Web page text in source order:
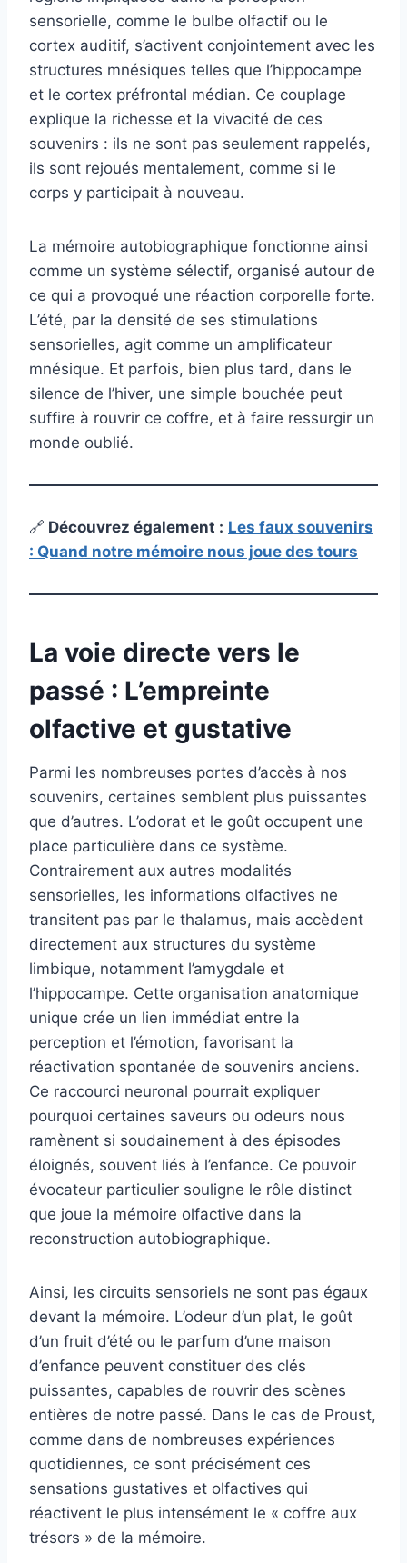
sensorielle, comme le bulbe olfactif ou le
cortex auditif, s’activent conjointement avec les
structures mnésiques telles que l’hippocampe
et le cortex préfrontal médian. Ce couplage
explique la richesse et la vivacité de ces
souvenirs : ils ne sont pas seulement rappelés,
ils sont rejoués mentalement, comme si le
corps y participait à nouveau.
La mémoire autobiographique fonctionne ainsi
comme un système sélectif, organisé autour de
ce qui a provoqué une réaction corporelle forte.
L’été, par la densité de ses stimulations
sensorielles, agit comme un amplificateur
mnésique. Et parfois, bien plus tard, dans le
silence de l’hiver, une simple bouchée peut
suffire à rouvrir ce coffre, et à faire ressurgir un
monde oublié.
🔗 Découvrez également : Les faux souvenirs
: Quand notre mémoire nous joue des tours
La voie directe vers le
passé : L’empreinte
olfactive et gustative
Parmi les nombreuses portes d’accès à nos
souvenirs, certaines semblent plus puissantes
que d’autres. L’odorat et le goût occupent une
place particulière dans ce système.
Contrairement aux autres modalités
sensorielles, les informations olfactives ne
transitent pas par le thalamus, mais accèdent
directement aux structures du système
limbique, notamment l’amygdale et
l’hippocampe. Cette organisation anatomique
unique crée un lien immédiat entre la
perception et l’émotion, favorisant la
réactivation spontanée de souvenirs anciens.
Ce raccourci neuronal pourrait expliquer
pourquoi certaines saveurs ou odeurs nous
ramènent si soudainement à des épisodes
éloignés, souvent liés à l’enfance. Ce pouvoir
évocateur particulier souligne le rôle distinct
que joue la mémoire olfactive dans la
reconstruction autobiographique.
Ainsi, les circuits sensoriels ne sont pas égaux
devant la mémoire. L’odeur d’un plat, le goût
d’un fruit d’été ou le parfum d’une maison
d’enfance peuvent constituer des clés
puissantes, capables de rouvrir des scènes
entières de notre passé. Dans le cas de Proust,
comme dans de nombreuses expériences
quotidiennes, ce sont précisément ces
sensations gustatives et olfactives qui
réactivent le plus intensément le « coffre aux
trésors » de la mémoire.